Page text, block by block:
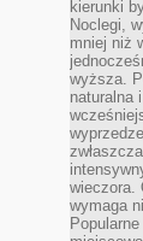
kierunki
Noclegi,
mniej niż
wyższa.
naturalna
wieczora.
wymaga